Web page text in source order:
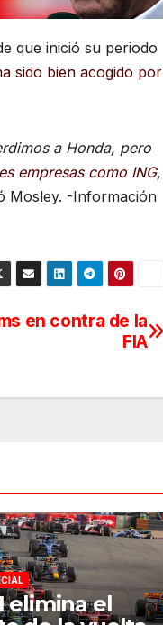
que inició su periodo
sido bien acogido por
a Honda, pero
empresas como ING,
Mosley. -Información
en contra de la
FIA
elimina el